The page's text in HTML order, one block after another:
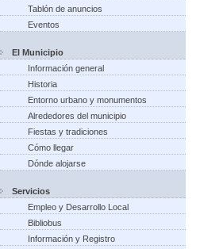
Tablón de anuncios
Eventos
El Municipio
Información general
Historia
Entorno urbano y monumentos
Alrededores del municipio
Fiestas y tradiciones
Cómo llegar
Dónde alojarse
Servicios
Empleo y Desarrollo Local
Bibliobus
Información y Registro